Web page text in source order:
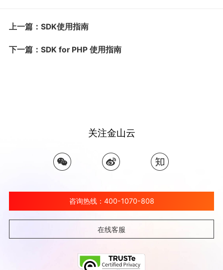
上一篇：SDK使用指南
下一篇：SDK for PHP 使用指南
关注金山云
咨询热线：400-1070-808
在线客服